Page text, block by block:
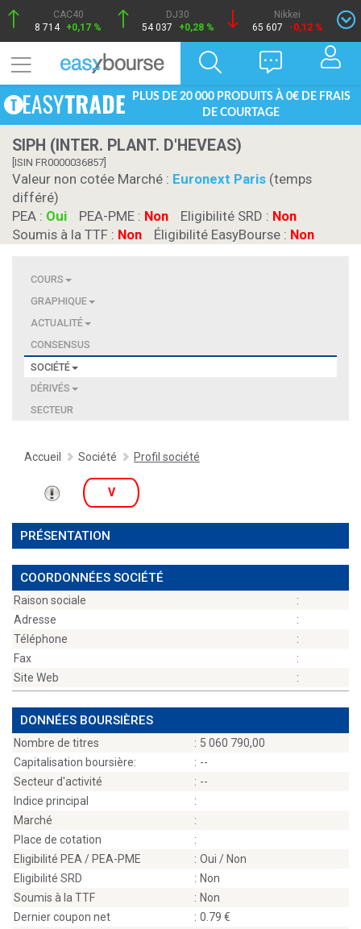
CAC40
8 714 +0,17 %
DJ30
54 037
+0,28 %
Nikkei
65 607
-0,12 %
PLUS DE 20 000 PRODUITS À 0€ DE FRAIS
DE COURTAGE
SIPH (INTER. PLANT. D'HEVEAS)
[ISIN FR0000036857]
Valeur non cotée Marché : Euronext Paris (temps
différé)
PEA : Oui PEA-PME : Non Eligibilité SRD : Non
Soumis à la TTF : Non Éligibilité EasyBourse : Non
COURS
GRAPHIQUE
ACTUALITÉ
CONSENSUS
SOCIÉTÉ
DÉRIVÉS
SECTEUR
Accueil Société Profil société
V
PRÉSENTATION
COORDONNÉES SOCIÉTÉ
Raison sociale
:
Adresse
:
Téléphone
:
Fax
:
Site Web
:
DONNÉES BOURSIÈRES
Nombre de titres : 5 060 790,00
Capitalisation boursière:
: --
Secteur d'activité
: --
Indice principal
:
Marché
:
Place de cotation
:
Eligibilité PEA / PEA-PME
: Oui / Non
Eligibilité SRD
: Non
Soumis à la TTF
: Non
Dernier coupon net
: 0.79